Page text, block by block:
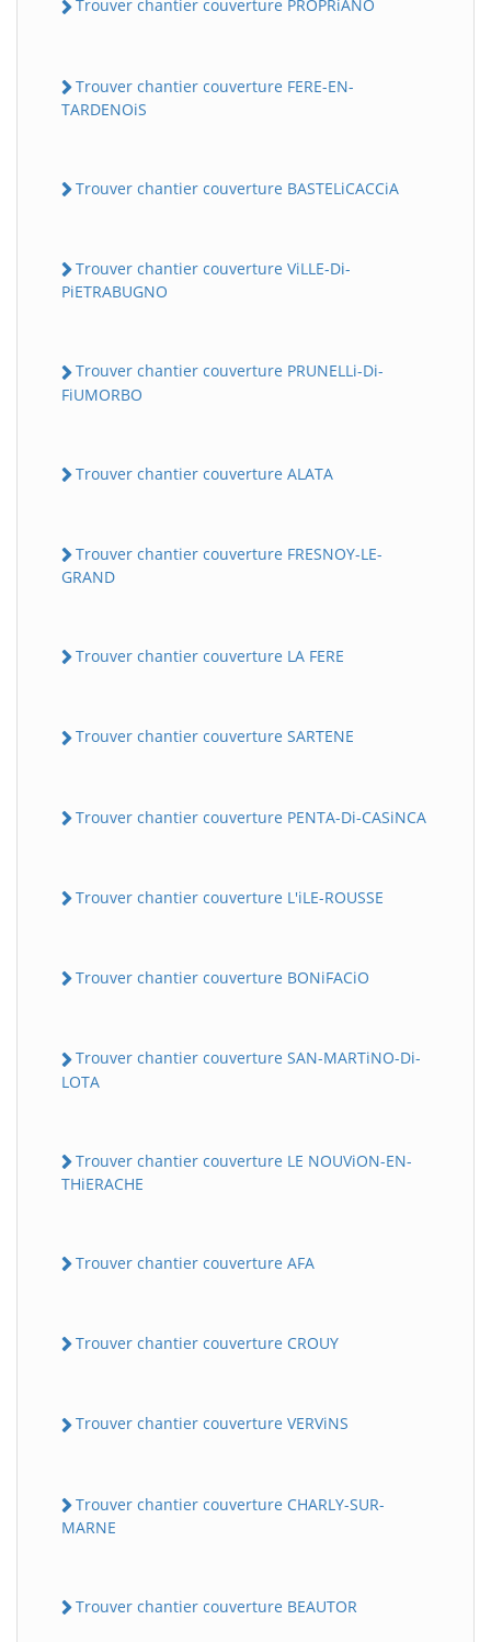
Trouver chantier couverture PROPRiANO
Trouver chantier couverture FERE-EN-
TARDENOiS
Trouver chantier couverture BASTELiCACCiA
Trouver chantier couverture ViLLE-Di-
PiETRABUGNO
Trouver chantier couverture PRUNELLi-Di-
FiUMORBO
Trouver chantier couverture ALATA
Trouver chantier couverture FRESNOY-LE-
GRAND
Trouver chantier couverture LA FERE
Trouver chantier couverture SARTENE
Trouver chantier couverture PENTA-Di-CASiNCA
Trouver chantier couverture L'iLE-ROUSSE
Trouver chantier couverture BONiFACiO
Trouver chantier couverture SAN-MARTiNO-Di-
LOTA
Trouver chantier couverture LE NOUViON-EN-
THiERACHE
Trouver chantier couverture AFA
Trouver chantier couverture CROUY
Trouver chantier couverture VERViNS
Trouver chantier couverture CHARLY-SUR-
MARNE
Trouver chantier couverture BEAUTOR